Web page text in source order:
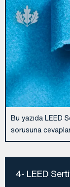
Bu yazıda LEED
sorusuna
4- LEED